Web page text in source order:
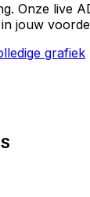
Onze live
jouw
grafiek